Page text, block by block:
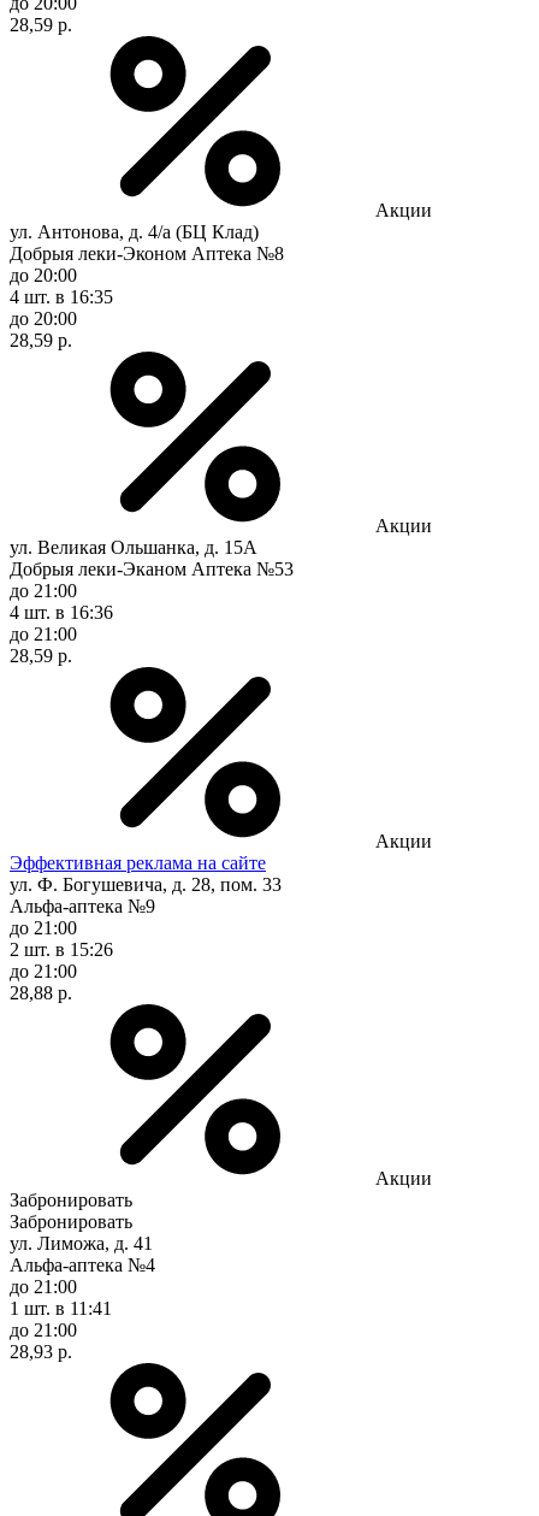
28,59 р.
Акции
ул. Антонова, д. 4/а (БЦ Клад)
Добрыя леки-Эконом Аптека №8
до 20:00
4 шт. в 16:35
до 20:00
28,59 р.
Акции
ул. Великая Ольшанка, д. 15А
Добрыя леки-Эканом Аптека №53
до 21:00
4 шт. в 16:36
до 21:00
28,59 р.
Акции
Эффективная реклама на сайте
ул. Ф. Богушевича, д. 28, пом. 33
Альфа-аптека №9
до 21:00
2 шт. в 15:26
до 21:00
28,88 р.
Акции
Забронировать
Забронировать
ул. Лиможа, д. 41
Альфа-аптека №4
до 21:00
1 шт. в 11:41
до 21:00
28,93 р.